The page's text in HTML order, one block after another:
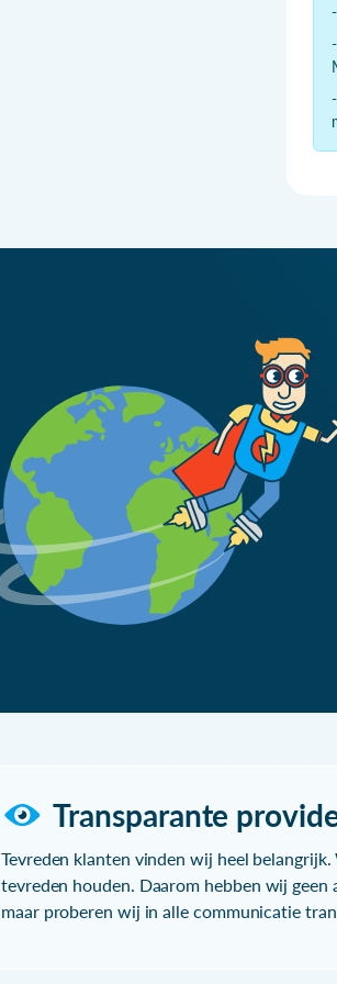
Transparante
Tevreden klanten vinden wij heel
tevreden houden. Daarom hebben wij geen
maar proberen wij in alle communicatie